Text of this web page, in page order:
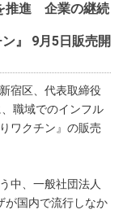
推進 企業の継続
』 9月5日販売開
宿区、代表取締役
職域でのインフル
ワクチン』の販売
中、一般社団法人
が国内で流行しなか